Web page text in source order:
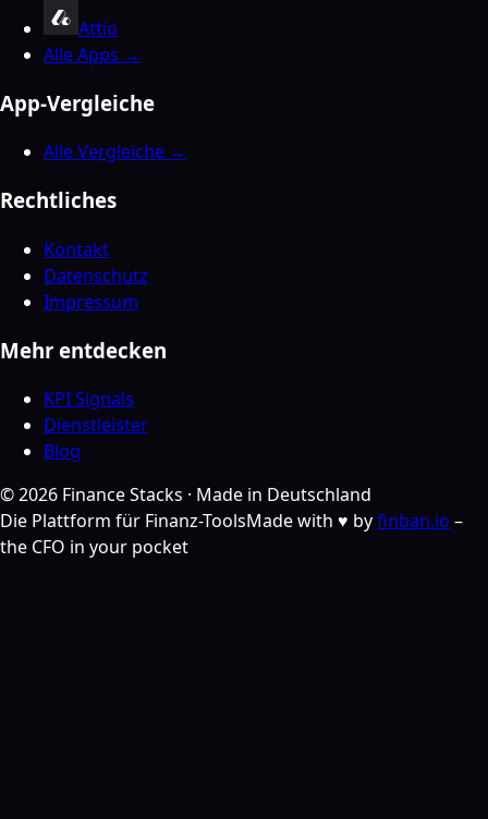
Attio
Alle Apps →
App-Vergleiche
Alle Vergleiche →
Rechtliches
Kontakt
Datenschutz
Impressum
Mehr entdecken
KPI Signals
Dienstleister
Blog
©2026 Finance Stacks · Made in Deutschland
Die Plattform für Finanz-ToolsMade with ♥ byfinban.io –
the CFO in your pocket